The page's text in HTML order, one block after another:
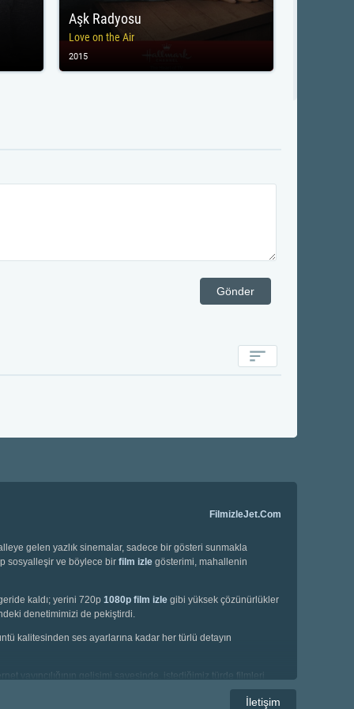
Aşk Radyosu
Love on the Air
2015
Gönder
FilmizleJet.Com
gelen yazlık sinemalar, sadece bir gösteri sunmakla
sosyalleşir ve böylece bir film izle gösterimi, mahallenin
kaldı; yerini 720p 1080p film izle gibi yüksek çözünürlükler
denetimimizi de pekiştirdi.
kalitesinden ses ayarlarına kadar her türlü detayın
yayıncılığının gelişimi sayesinde, istediğimiz türde filmleri
filmleri gibi geniş bir yelpazede seçim yapma imkanına
İletişim